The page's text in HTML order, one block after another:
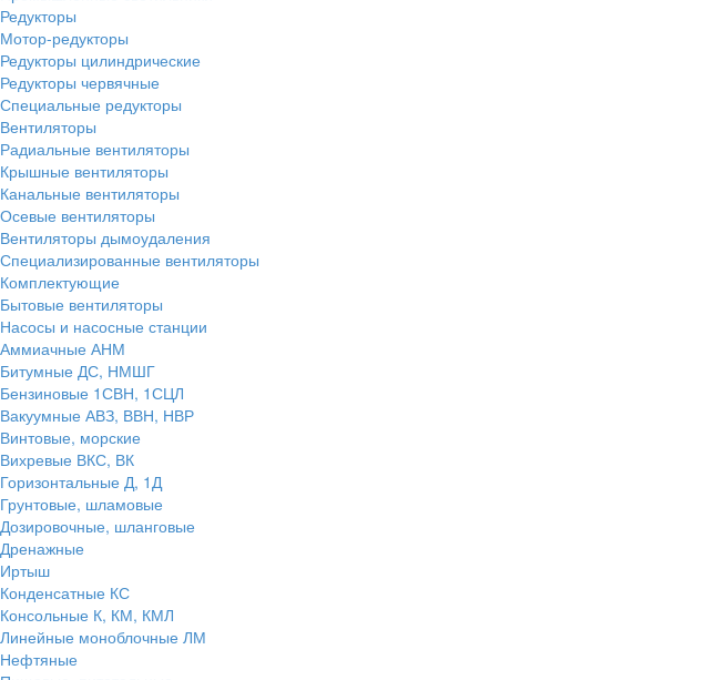
Редукторы
Мотор-редукторы
Редукторы цилиндрические
Редукторы червячные
Специальные редукторы
Вентиляторы
Радиальные вентиляторы
Крышные вентиляторы
Канальные вентиляторы
Осевые вентиляторы
Вентиляторы дымоудаления
Специализированные вентиляторы
Комплектующие
Бытовые вентиляторы
Насосы и насосные станции
Аммиачные АНМ
Битумные ДС, НМШГ
Бензиновые 1СВН, 1СЦЛ
Вакуумные АВЗ, ВВН, НВР
Винтовые, морские
Вихревые ВКС, ВК
Горизонтальные Д, 1Д
Грунтовые, шламовые
Дозировочные, шланговые
Дренажные
Иртыш
Конденсатные КС
Консольные К, КМ, КМЛ
Линейные моноблочные ЛМ
Нефтяные